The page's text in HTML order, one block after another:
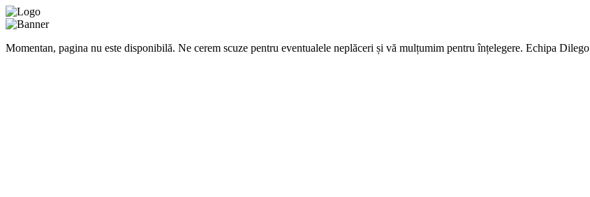
Momentan, pagina nu este disponibilă. Ne cerem scuze pentru eventualele neplăceri și vă mulțumim pentru înțelegere. Echipa Dilego